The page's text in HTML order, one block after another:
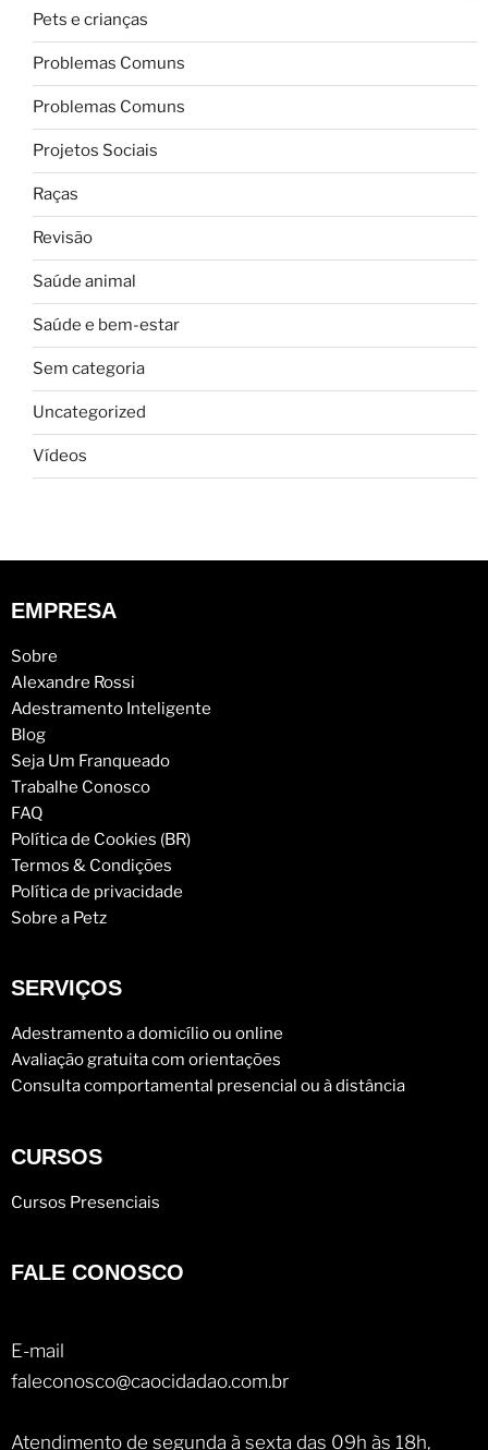
Pets e crianças
Problemas Comuns
Problemas Comuns
Projetos Sociais
Raças
Revisão
Saúde animal
Saúde e bem-estar
Sem categoria
Uncategorized
Vídeos
EMPRESA
Sobre
Alexandre Rossi
Adestramento Inteligente
Blog
Seja Um Franqueado
Trabalhe Conosco
FAQ
Política de Cookies (BR)
Termos & Condições
Política de privacidade
Sobre a Petz
SERVIÇOS
Adestramento a domicílio ou online
Avaliação gratuita com orientações
Consulta comportamental presencial ou à distância
CURSOS
Cursos Presenciais
FALE CONOSCO
E-mail
faleconosco@caocidadao.com.br
Atendimento de segunda à sexta das 09h às 18h,